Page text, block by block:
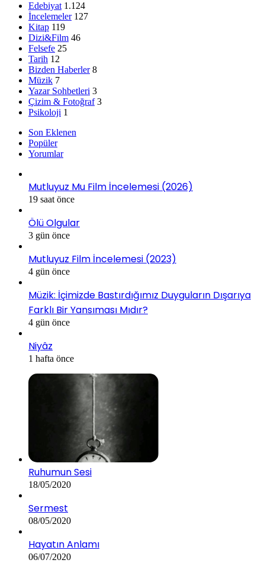
Edebiyat 1.124
İncelemeler 127
Kitap 119
Dizi&Film 46
Felsefe 25
Tarih 12
Bizden Haberler 8
Müzik 7
Yazar Sohbetleri 3
Çizim & Fotoğraf 3
Psikoloji 1
Son Eklenen
Popüler
Yorumlar
Mutluyuz Mu Film İncelemesi (2026)
19 saat önce
Ölü Olgular
3 gün önce
Mutluyuz Film İncelemesi (2023)
4 gün önce
Müzik: İçimizde Bastırdığımız Duyguların Dışarıya
Farklı Bir Yansıması Mıdır?
4 gün önce
Niyâz
1 hafta önce
Ruhumun Sesi
18/05/2020
Sermest
08/05/2020
Hayatın Anlamı
06/07/2020